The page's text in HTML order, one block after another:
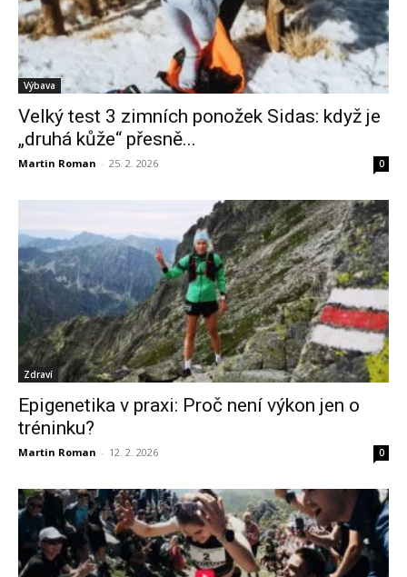
Výbava
Velký test 3 zimních ponožek Sidas: když je
„druhá kůže“ přesně...
Martin Roman - 25. 2. 2026 0
Zdraví
Epigenetika v praxi: Proč není výkon jen o
tréninku?
Martin Roman - 12. 2. 2026 0